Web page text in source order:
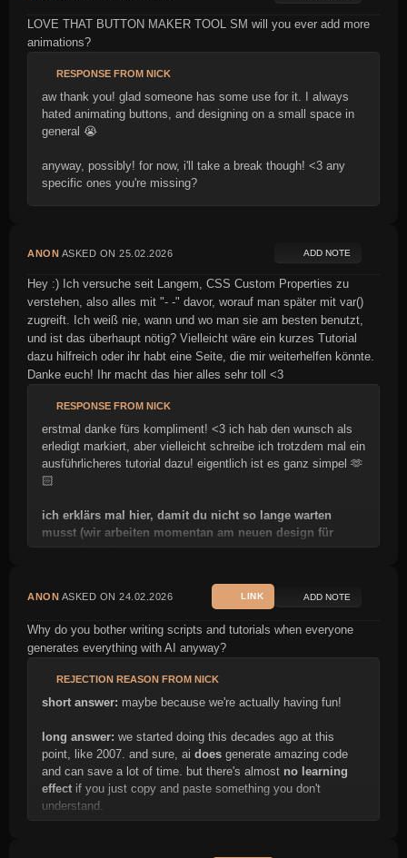
LOVE THAT BUTTON MAKER TOOL SM will you ever add more
animations?
RESPONSE FROM NICK
aw thank you! glad someone has some use for it. I always
hated animating buttons, and designing on a small space in
general 😭
anyway, possibly! for now, i'll take a break though! <3 any
specific ones you're missing?
ANON ASKED ON 25.02.2026 ADD NOTE
Hey :) Ich versuche seit Langem, CSS Custom Properties zu
verstehen, also alles mit "- -" davor, worauf man später mit var()
zugreift. Ich weiß nie, wann und wo man sie am besten benutzt,
und ist das überhaupt nötig? Vielleicht wäre ein kurzes Tutorial
dazu hilfreich oder ihr habt eine Seite, die mir weiterhelfen könnte.
Danke euch! Ihr macht das hier alles sehr toll <3
RESPONSE FROM NICK
erstmal danke fürs kompliment! <3 ich hab den wunsch als
erledigt markiert, aber vielleicht schreibe ich trotzdem mal ein
ausführlicheres tutorial dazu! eigentlich ist es ganz simpel 🫶
🏻
ich erklärs mal hier, damit du nicht so lange warten
musst (wir arbeiten momentan am neuen design für
designfreaks):
der sinn von den custom properties ist, dass man die werte
wiederverwendenkann und zentral an einer stelle hat. im
dann mit var() im rest seiner css datei benutzen. "ob es nötig
ist", kommt also immer darauf an, wie viele farben man hat
reinschreiben.
anstatt also bei allen elementenpadding: 15pxzu
schreiben, kannst du obenein einziges mal --padding:
15pxfestlegen und dann bei allen anderen elementen, z.b.
deinem content, padding: var(--padding);schreiben.
ANON ASKED ON 24.02.2026 LINK ADD NOTE
Why do you bother writing scripts and tutorials when everyone
generates everything with AI anyway?
REJECTION REASON FROM NICK
short answer: maybe because we're actually having fun!
long answer: we started doing this decades ago at this
point, like 2007. and sure, ai does generate amazing code
and can save a lot of time. but there's almost no learning
effect if you just copy and paste something you don't
understand.